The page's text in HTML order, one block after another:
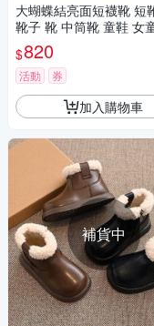
大蝴蝶結亮面短襪靴 短
靴子 靴 中筒靴 童鞋 女
橘魔法 現貨【BB8693】
$820
活動 券
加入購物車
補貨中